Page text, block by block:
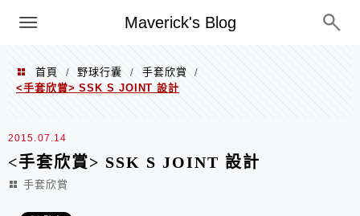
Maverick's Blog
Menu
首頁 / 野球行囊 / 手套欣賞
/
<手套欣賞> SSK S JOINT 設計
2015.07.14
<手套欣賞> SSK S JOINT 設計
手套欣賞